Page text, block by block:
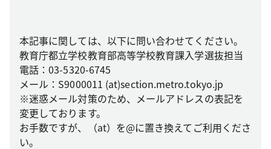
本記事に関しては、以下に問い合わせてください。
教育庁都立学校教育部高等学校教育課入学選抜担当
電話：03-5320-6745
メール：S9000011 (at)section.metro.tokyo.jp
※迷惑メール対策のため、メールアドレスの表記を
変更しております。
お手数ですが、（at）を@に置き換えてご利用くださ
い。